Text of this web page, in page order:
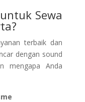
Sewa
terbaik dan
dengan sound
mengapa Anda